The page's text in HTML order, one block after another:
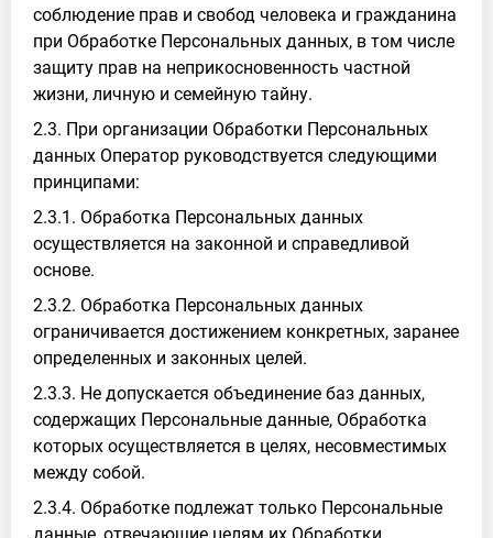
соблюдение прав и свобод человека и гражданина
при Обработке Персональных данных, в том числе
защиту прав на неприкосновенность частной
жизни, личную и семейную тайну.
2.3. При организации Обработки Персональных
данных Оператор руководствуется следующими
принципами:
2.3.1. Обработка Персональных данных
осуществляется на законной и справедливой
основе.
2.3.2. Обработка Персональных данных
ограничивается достижением конкретных, заранее
определенных и законных целей.
2.3.3. Не допускается объединение баз данных,
содержащих Персональные данные, Обработка
которых осуществляется в целях, несовместимых
между собой.
2.3.4. Обработке подлежат только Персональные